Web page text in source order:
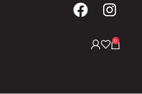
0